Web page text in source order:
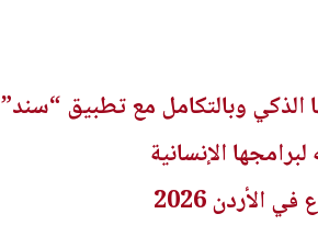
الذكي وبالتكامل مع تطبيق “سند”
الإنسانية
2026